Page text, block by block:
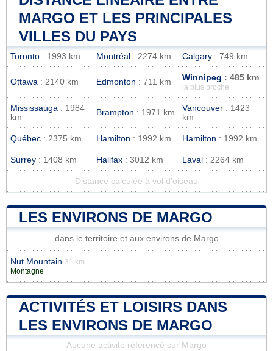
MARGO ET LES PRINCIPALES
VILLES DU PAYS
Toronto : 1993 km Montréal : 2274 km Calgary : 749 km
Ottawa : 2140 km Edmonton : 711 km Winnipeg : 485 km
la plus proche
Mississauga : 1984
km
Brampton : 1971 km Vancouver : 1423
km
Québec : 2375 km Hamilton : 1992 km Hamilton : 1992 km
Surrey : 1408 km Halifax : 3012 km Laval : 2264 km
Distance calculée à vol d'oiseau
LES ENVIRONS DE MARGO
dans le territoire et aux environs de Margo
Nut Mountain 31 km
Montagne
ACTIVITÉS ET LOISIRS DANS
LES ENVIRONS DE MARGO
Aucune activité référencé sur Margo